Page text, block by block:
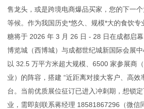
售龙头，或是跨境电商爆品买家，您的下一
等候。作为我国历史*悠久、规模*大的食饮专
糖将于 2026 年 3 月 26 日 - 28 日在成都启
博览城（西博城）与成都世纪城新国际会展中
以 32.5 万平方米超大规模、6500 家参展商
业）的阵容，搭建 “近距离对接大客户、高效
台。当前优质展位征订已进入冲刺期，想锁
业，需即刻联系蒋经理 18581867296（微信